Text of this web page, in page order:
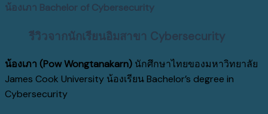
น้องเภา Bachelor of Cybersecurity
รีวิวจากนักเรียนอิมสาขา Cybersecurity
น้องเภา (Pow Wongtanakarn) นักศึกษาไทยของมหาวิทยาลัย
James Cook University น้องเรียนBachelor’s degree in
Cybersecurity